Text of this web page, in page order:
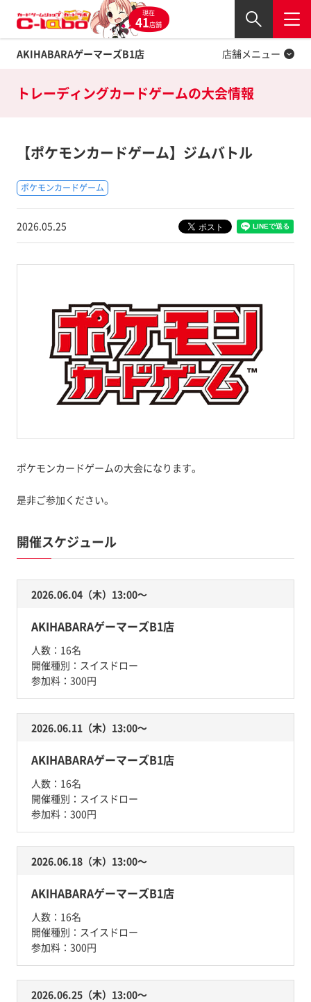
現在
41店舗
AKIHABARAゲーマーズB1店
閉じる
店舗メニュー
Twitter
トレーディングカードゲームの大会情報
【ポケモンカードゲーム】ジムバトル
ポケモンカードゲーム
2026.05.25
ポケモンカードゲームの大会になります。
是非ご参加ください。
開催スケジュール
2026.06.04（木）13:00〜
AKIHABARAゲーマーズB1店
人数： 16名
開催種別： スイスドロー
参加料： 300円
2026.06.11（木）13:00〜
AKIHABARAゲーマーズB1店
人数： 16名
開催種別： スイスドロー
参加料： 300円
2026.06.18（木）13:00〜
AKIHABARAゲーマーズB1店
人数： 16名
開催種別： スイスドロー
参加料： 300円
2026.06.25（木）13:00〜